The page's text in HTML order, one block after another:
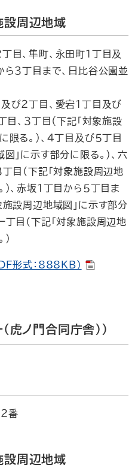
設周辺地域
目、隼町、永田町１丁目及
ら３丁目まで、日比谷公園並
び２丁目、愛宕１丁目及び
目、３丁目（下記「対象施設
る。）、４丁目及び５丁目
」に示す部分に限る。）、六
丁目（下記「対象施設周辺地
、赤坂１丁目から５丁目ま
施設周辺地域図」に示す部分
丁目（下記「対象施設周辺地
形式：888KB）
虎ノ門合同庁舎））
番
設周辺地域